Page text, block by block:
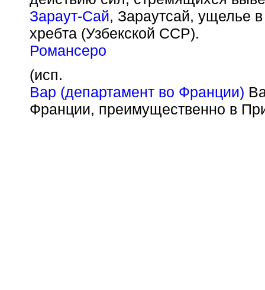
Зараут-Сай, Зараутсай, ущелье в
хребта (Узбекской ССР).
Романсеро
(исп.
Вар (департамент во Франции)
Франции, преимущественно в